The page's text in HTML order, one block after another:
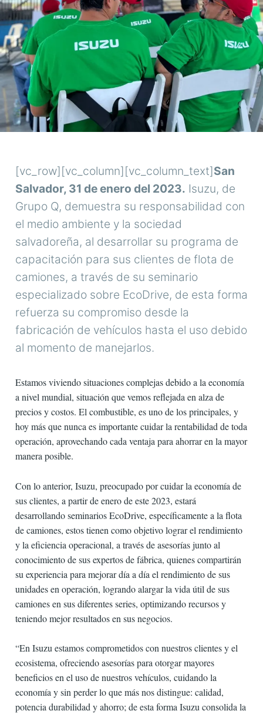
[vc_row][vc_column][vc_column_text]San
Salvador, 31 de enero del 2023. Isuzu, de
Grupo Q, demuestra su responsabilidad con
el medio ambiente y la sociedad
salvadoreña, al desarrollar su programa de
capacitación para sus clientes de flota de
camiones, a través de su seminario
especializado sobre EcoDrive, de esta forma
refuerza su compromiso desde la
fabricación de vehículos hasta el uso debido
al momento de manejarlos.
Estamos viviendo situaciones complejas debido a la economía
a nivel mundial, situación que vemos reflejada en alza de
precios y costos. El combustible, es uno de los principales, y
hoy más que nunca es importante cuidar la rentabilidad de toda
operación, aprovechando cada ventaja para ahorrar en la mayor
manera posible.
Con lo anterior, Isuzu, preocupado por cuidar la economía de
sus clientes, a partir de enero de este 2023, estará
desarrollando seminarios EcoDrive, específicamente a la flota
de camiones, estos tienen como objetivo lograr el rendimiento
y la eficiencia operacional, a través de asesorías junto al
conocimiento de sus expertos de fábrica, quienes compartirán
su experiencia para mejorar día a día el rendimiento de sus
unidades en operación, logrando alargar la vida útil de sus
camiones en sus diferentes series, optimizando recursos y
teniendo mejor resultados en sus negocios.
“En Isuzu estamos comprometidos con nuestros clientes y el
ecosistema, ofreciendo asesorías para otorgar mayores
beneficios en el uso de nuestros vehículos, cuidando la
economía y sin perder lo que más nos distingue: calidad,
potencia durabilidad y ahorro; de esta forma Isuzu consolida la